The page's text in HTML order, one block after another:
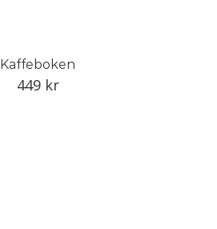
Kaffeboken
449 kr